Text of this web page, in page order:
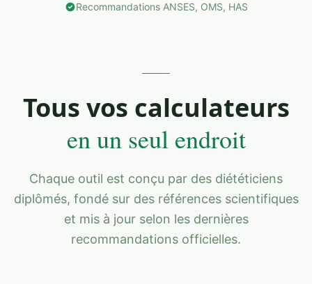
Recommandations ANSES, OMS, HAS
Tous vos calculateurs
en un seul endroit
Chaque outil est conçu par des diététiciens
diplômés, fondé sur des références scientifiques
et mis à jour selon les dernières
recommandations officielles.